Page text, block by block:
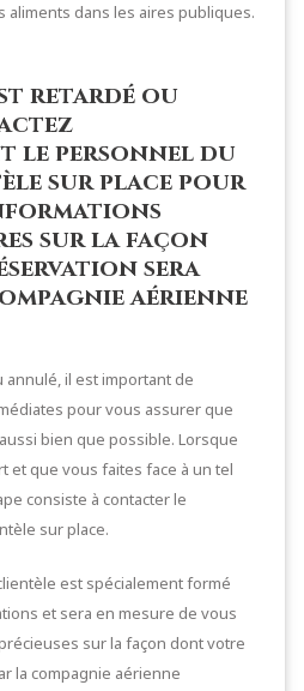
aliments dans les aires publiques.
retardé ou
le personnel du
sur place pour
sur la façon
sera
aérienne
il est important de
pour vous assurer que
bien que possible. Lorsque
et que vous faites face à un tel
consiste à contacter le
sur place.
est spécialement formé
et sera en mesure de vous
sur la façon dont votre
la compagnie aérienne